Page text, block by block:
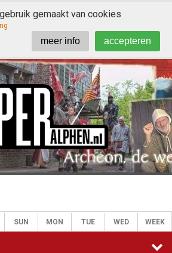
gemaakt van cookies
accepteren
meer info
SUN MON TUE WED WEEK
